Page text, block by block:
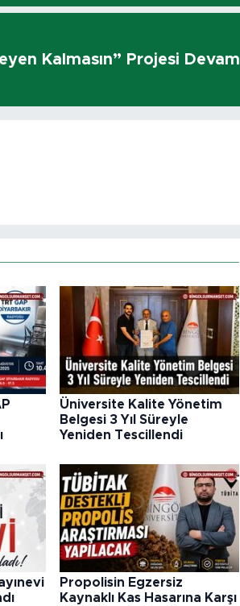
Kalmasın” Projesi Devam
Üniversite Kalite Yönetim
Belgesi 3 Yıl Süreyle
Yeniden Tescillendi
Propolisin Egzersiz
Kaynaklı Kas Hasarına Karşı